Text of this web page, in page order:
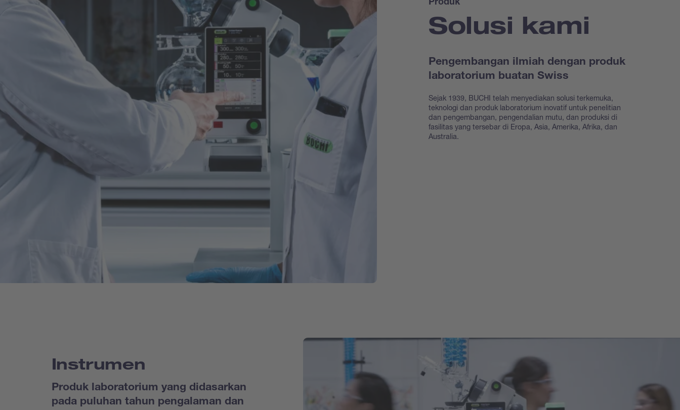
Produk
Solusi kami
Pengembangan ilmiah dengan produk
laboratorium buatan Swiss
Sejak 1939, BUCHI telah menyediakan solusi terkemuka,
teknologi dan produk laboratorium inovatif untuk penelitian
dan pengembangan, pengendalian mutu, dan produksi di
fasilitas yang tersebar di Eropa, Asia, Amerika, Afrika, dan
Australia.
Instrumen
Produk laboratorium yang didasarkan
pada puluhan tahun pengalaman dan